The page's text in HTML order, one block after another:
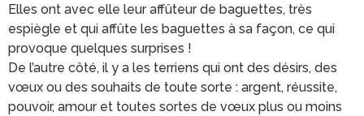
Elles ont avec elle leur affûteur de baguettes, très
espiègle et qui affûte les baguettes à sa façon, ce qui
provoque quelques surprises !
De l’autre côté, il y a les terriens qui ont des désirs, des
vœux ou des souhaits de toute sorte : argent, réussite,
pouvoir, amour et toutes sortes de vœux plus ou moins